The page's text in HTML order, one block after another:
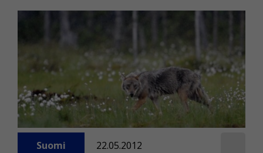
Suomi 22.05.2012